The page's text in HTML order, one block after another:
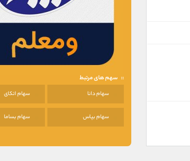
سهم های مرتبط
سهام دانا سهام اتکای
سهام بپاس سهام بساما